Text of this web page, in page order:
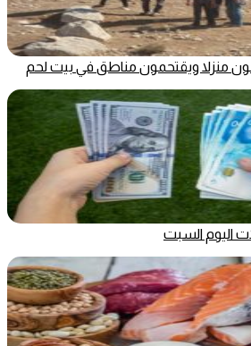
منزلا ويقتحمون مناطق في بيت لحم
اليوم السبت